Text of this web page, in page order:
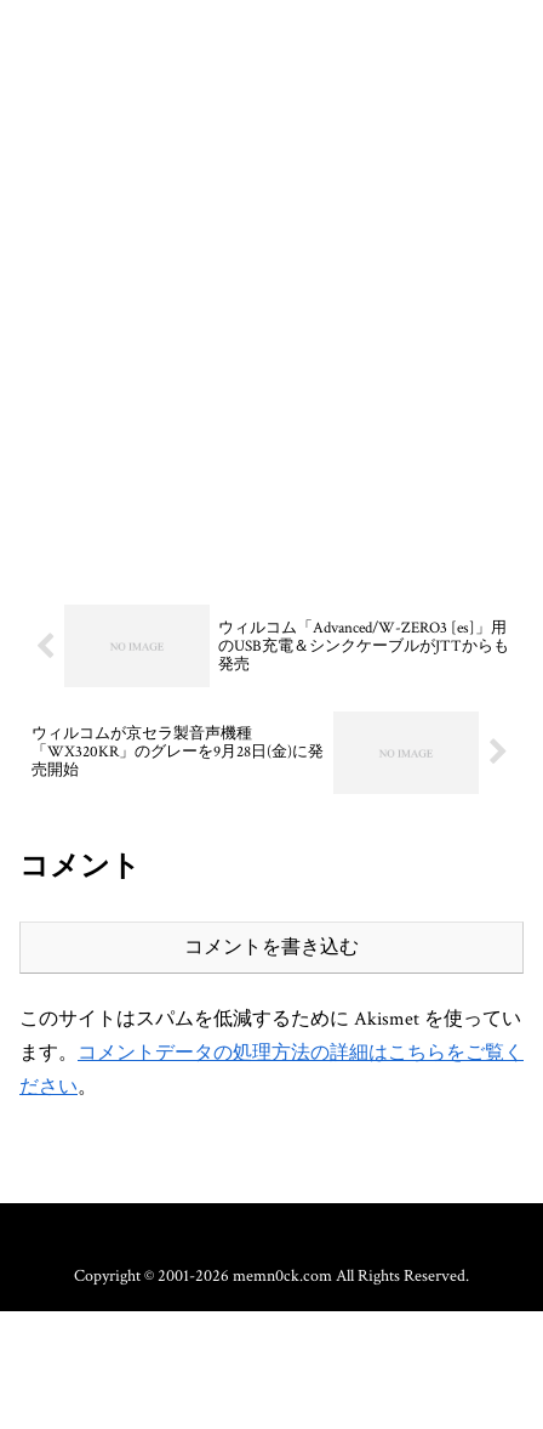
ウィルコム「Advanced/W-ZERO3 [es]」用
のUSB充電＆シンクケーブルがJTTからも
発売
ウィルコムが京セラ製音声機種
「WX320KR」のグレーを9月28日(金)に発
売開始
コメント
コメントを書き込む
このサイトはスパムを低減するために Akismet を使ってい
ます。 コメントデータの処理方法の詳細はこちらをご覧く
ださい。
Copyright © 2001-2026 memn0ck.com All Rights Reserved.